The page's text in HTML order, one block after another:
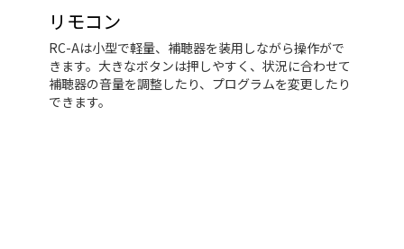
やデバイスによっては、音楽や音声を補聴器にスト
リーミングするために、SoundClip-A が必要となりま
す。
リモコン
RC-Aは小型で軽量、補聴器を装用しながら操作がで
きます。大きなボタンは押しやすく、状況に合わせて
補聴器の音量を調整したり、プログラムを変更したり
できます。